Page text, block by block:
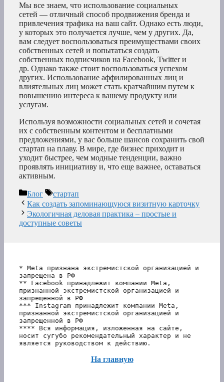
Мы все знаем, что использование социальных
сетей — отличный способ продвижения бренда и
привлечения трафика на ваш сайт. Однако есть люди,
у которых это получается лучше, чем у других. Да,
вам следует воспользоваться преимуществами своих
собственных сетей и попытаться создать
собственных подписчиков на Facebook, Twitter и
др. Однако также стоит воспользоваться успехом
других. Использование аффилированных лиц и
влиятельных лиц может стать кратчайшим путем к
повышению интереса к вашему продукту или
услугам.
Используя возможности социальных сетей и сочетая
их с собственным контентом и бесплатными
предложениями, у вас больше шансов сохранить свой
стартап на плаву. В мире, где бизнес приходит и
уходит быстрее, чем модные тенденции, важно
проявлять инициативу и, что еще важнее, оставаться
активным.
Рубрики
Блог Метки
стартап
Как создать запоминающуюся визитную карточку
Экологичная деловая практика – простые и
доступные советы
* Meta признана экстремистской организацией и
запрещена в РФ
** Facebook принадлежит компании Meta,
признанной экстремистской организацией и
запрещенной в РФ
*** Instagram принадлежит компании Meta,
признанной экстремистской организацией и
запрещенной в РФ
**** Вся информация, изложенная на сайте,
носит сугубо рекомендательный характер и не
является руководством к действию.
На главную